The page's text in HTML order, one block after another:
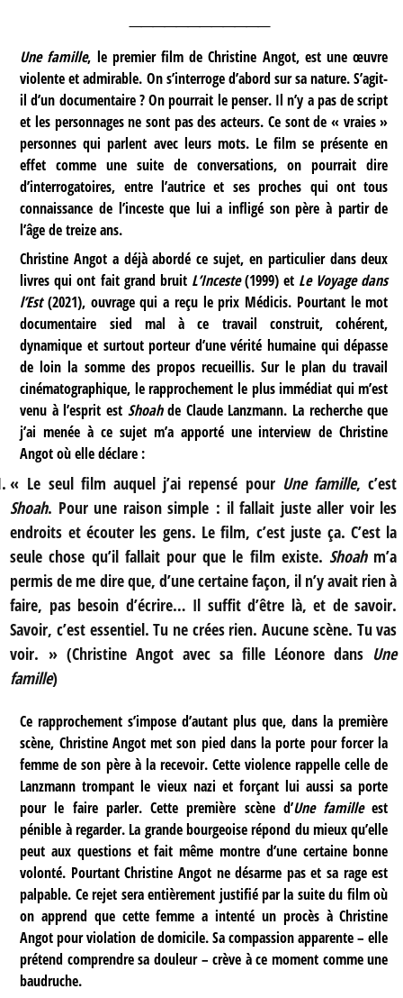
Une famille, le premier film de Christine Angot, est une œuvre
violente et admirable. On s’interroge d’abord sur sa nature. S’agit-
il d’un documentaire ? On pourrait le penser. Il n’y a pas de script
et les personnages ne sont pas des acteurs. Ce sont de « vraies »
personnes qui parlent avec leurs mots. Le film se présente en
effet comme une suite de conversations, on pourrait dire
d’interrogatoires, entre l’autrice et ses proches qui ont tous
connaissance de l’inceste que lui a infligé son père à partir de
l’âge de treize ans.
Christine Angot a déjà abordé ce sujet, en particulier dans deux
livres qui ont fait grand bruit L’Inceste(1999) et Le Voyage dans
l’Est(2021), ouvrage qui a reçu le prix Médicis. Pourtant le mot
documentaire sied mal à ce travail construit, cohérent,
dynamique et surtout porteur d’une vérité humaine qui dépasse
de loin la somme des propos recueillis. Sur le plan du travail
cinématographique, le rapprochement le plus immédiat qui m’est
venu à l’esprit est Shoahde Claude Lanzmann. La recherche que
j’ai menée à ce sujet m’a apporté une interview de Christine
Angot où elle déclare :
« Le seul film auquel j’ai repensé pour Une famille, c’est
Shoah. Pour une raison simple : il fallait juste aller voir les
endroits et écouter les gens. Le film, c’est juste ça. C’est la
seule chose qu’il fallait pour que le film existe.Shoahm’a
permis de me dire que, d’une certaine façon, il n’y avait rien à
faire, pas besoin d’écrire… Il suffit d’être là, et de savoir.
Savoir, c’est essentiel. Tu ne crées rien. Aucune scène. Tu vas
voir. » (Christine Angot avec sa fille Léonore dans Une
famille)
Ce rapprochement s’impose d’autant plus que, dans la première
scène, Christine Angot met son pied dans la porte pour forcer la
femme de son père à la recevoir. Cette violence rappelle celle de
Lanzmann trompant le vieux nazi et forçant lui aussi sa porte
pour le faire parler. Cette première scène d’Une familleest
pénible à regarder. La grande bourgeoise répond du mieux qu’elle
peut aux questions et fait même montre d’une certaine bonne
volonté. Pourtant Christine Angot ne désarme pas et sa rage est
palpable. Ce rejet sera entièrement justifié par la suite du film où
on apprend que cette femme a intenté un procès à Christine
Angot pour violation de domicile. Sa compassion apparente – elle
prétend comprendre sa douleur – crève à ce moment comme une
baudruche.